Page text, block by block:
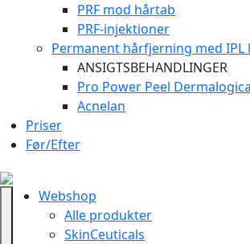
PRF mod hårtab
PRF-injektioner
Permanent hårfjerning med IPL
ANSIGTSBEHANDLINGER
Pro Power Peel Dermalogica
Acnelan
Priser
Før/Efter
Webshop
Alle produkter
SkinCeuticals